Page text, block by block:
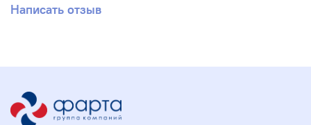
Написать отзыв